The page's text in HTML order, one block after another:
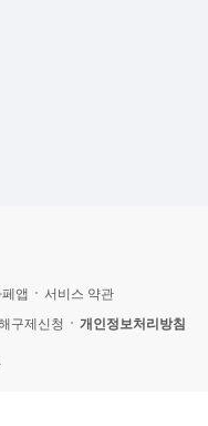
앱
서비스 약관
구제신청 개인정보처리방침